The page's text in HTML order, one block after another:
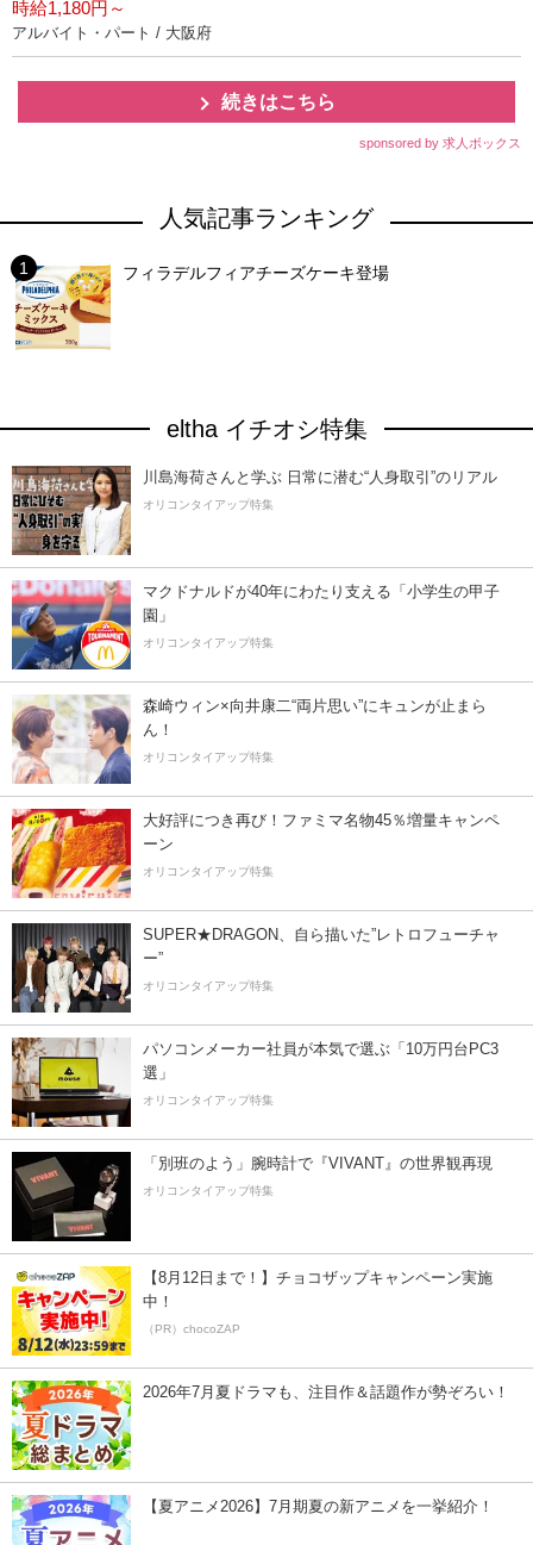
時給1,180円～
アルバイト・パート / 大阪府
続きはこちら
sponsored by 求人ボックス
人気記事ランキング
フィラデルフィアチーズケーキ登場
eltha イチオシ特集
川島海荷さんと学ぶ 日常に潜む“人身取引”のリアル
オリコンタイアップ特集
マクドナルドが40年にわたり支える「小学生の甲子
園」
オリコンタイアップ特集
森崎ウィン×向井康二“両片思い”にキュンが止まら
ん！
オリコンタイアップ特集
大好評につき再び！ファミマ名物45％増量キャンペ
ーン
オリコンタイアップ特集
SUPER★DRAGON、自ら描いた”レトロフューチャ
ー”
オリコンタイアップ特集
パソコンメーカー社員が本気で選ぶ「10万円台PC3
選」
オリコンタイアップ特集
「別班のよう」腕時計で『VIVANT』の世界観再現
オリコンタイアップ特集
【8月12日まで！】チョコザップキャンペーン実施
中！
（PR）chocoZAP
2026年7月夏ドラマも、注目作＆話題作が勢ぞろい！
【夏アニメ2026】7月期夏の新アニメを一挙紹介！